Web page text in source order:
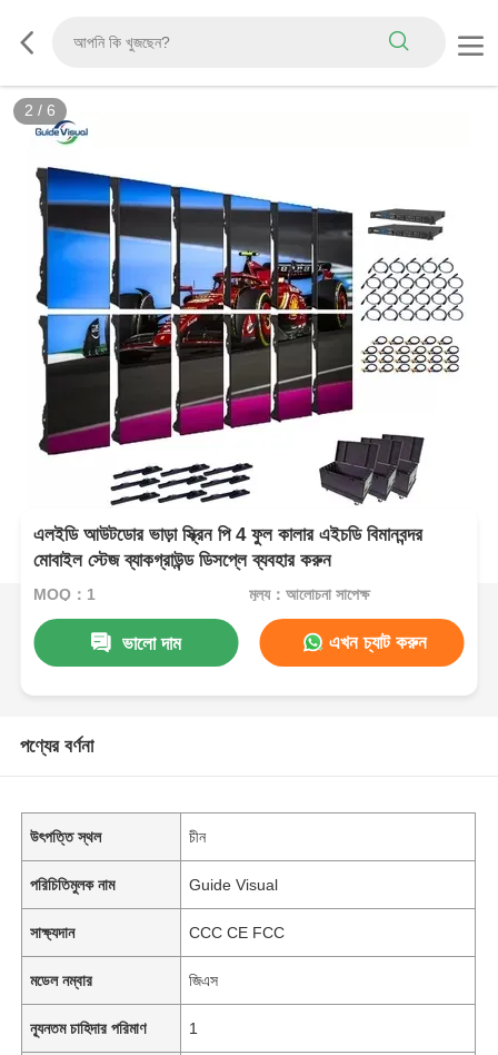
3 / 6
এলইডি আউটডোর ভাড়া স্ক্রিন পি 4 ফুল কালার এইচডি বিমানবন্দর
মোবাইল স্টেজ ব্যাকগ্রাউন্ড ডিসপ্লে ব্যবহার করুন
MOQ：1 মূল্য：আলোচনা সাপেক্ষ
ভালো দাম এখন চ্যাট করুন
পণ্যের বর্ণনা
উৎপত্তি স্থল চীন
পরিচিতিমুলক নাম Guide Visual
সাক্ষ্যদান CCC CE FCC
মডেল নম্বার জিএস
ন্যূনতম চাহিদার পরিমাণ 1